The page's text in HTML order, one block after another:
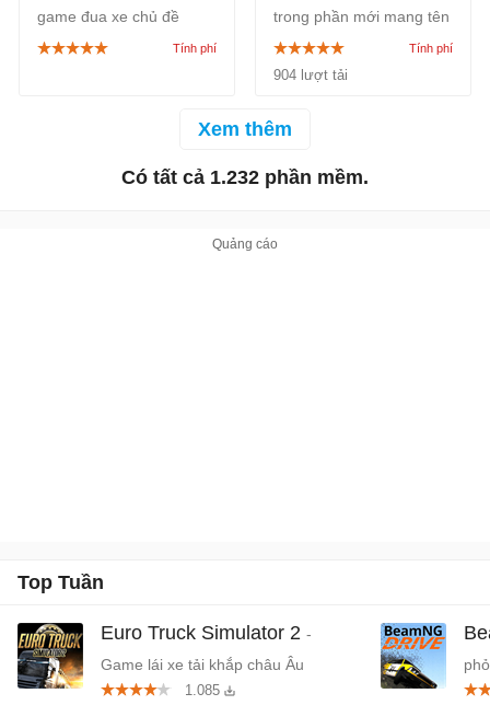
game đua xe chủ đề
sushi độc đáo. Hãy vào
trong phần mới mang tên
SimplePlanes 2, với trải
nghiệm mô phỏng kết
Game SimplePlanes 2
Steam.
904 lượt tải
Xem thêm
Có tất cả 1.232 phần mềm.
Top Tuần
Euro Truck Simulator 2 -
Game lái xe tải khắp châu Âu
1.085